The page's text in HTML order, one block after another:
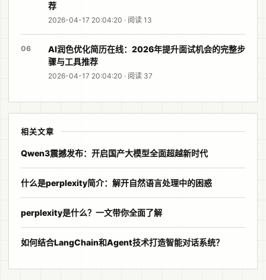
荐
2026-04-17 20:04:20 · 阅读 13
06
AI润色优化简历在线：2026年提升面试机会的完整步
骤与工具推荐
2026-04-17 20:04:20 · 阅读 37
相关文章
Qwen3震撼发布：开启国产大模型全面超越新时代
什么是perplexity简介：解开自然语言处理中的困惑
perplexity是什么？一文带你全面了解
如何结合LangChain和Agent技术打造智能对话系统？